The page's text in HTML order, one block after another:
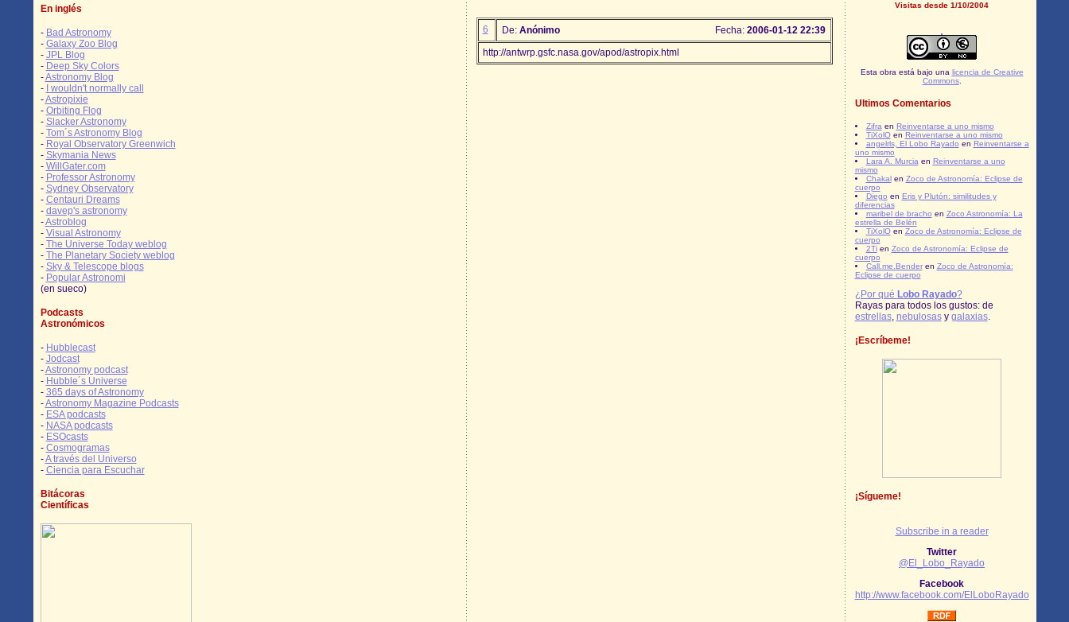
En inglés
- Bad Astronomy
- Galaxy Zoo Blog
- JPL Blog
- Deep Sky Colors
-Astronomy Blog
- I wouldn't normally call
-Astropixie
- Orbiting Flog
- Slacker Astronomy
- Tom´s Astronomy Blog
- Royal Observatory Greenwich
- Skymania News
- WillGater.com
- Professor Astronomy
- Sydney Observatory
- Centauri Dreams
- davep's astronomy
-Astroblog
- Visual Astronomy
- The Universe Today weblog
- The Planetary Society weblog
- Sky & Telescope blogs
- Popular Astronomi
(en sueco)
Podcasts
Astronómicos
- Hubblecast
- Jodcast
-Astronomy podcast
- Hubble´s Universe
- 365 days of Astronomy
-Astronomy Magazine Podcasts
- ESA podcasts
- NASA podcasts
- ESOcasts
- Cosmogramas
-A través del Universo
- Ciencia para Escuchar
Bitácoras
Científicas
6 De: Anónimo Fecha: 2006-01-12 22:39
http://antwrp.gsfc.nasa.gov/apod/astropix.html
Visitas desde 1/10/2004
Esta obra está bajo una licencia de Creative
Commons.
Ultimos Comentarios
Zifra en Reinventarse a uno mismo
TiXolOen Reinventarse a uno mismo
angelrls, El Lobo Rayado en Reinventarse a
uno mismo
Lara A. Murcia en Reinventarse a uno
mismo
Chakalen Zoco de Astronomía: Eclipse de
cuerpo
Diego en Eris y Plutón: similitudes y
diferencias
maribel de bracho en Zoco Astronomía: La
estrella de Belén
TiXolOen Zoco de Astronomía: Eclipse de
cuerpo
2Tien Zoco de Astronomía: Eclipse de
cuerpo
Call.me.Benderen Zoco de Astronomía:
Eclipse de cuerpo
¿Por qué Lobo Rayado?
Rayas para todos los gustos: de
estrellas, nebulosasy galaxias.
¡Escríbeme!
¡Sígueme!
Subscribe in a reader
Twitter
@El_Lobo_Rayado
Facebook
http://www.facebook.com/ElLoboRayado